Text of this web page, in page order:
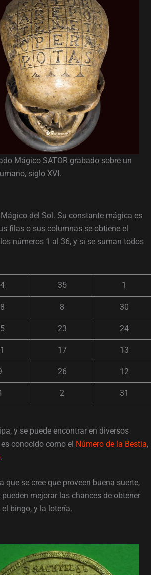
Mágico SATOR grabado sobre un
siglo XVI.
del Sol. Su constante mágica es
filas o sus columnas se obtiene el
números 1 al 36, y si se suman todos
35 1
8 30
23 24
17 13
26 12
2 31
y se puede encontrar en diversos
conocido como el Número de la Bestia,
.
se cree que proveen buena suerte,
mejorar las chances de obtener
bingo, y la lotería.